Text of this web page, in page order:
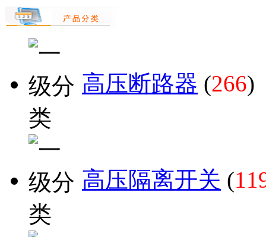
高压断路器 (266)
高压隔离开关 (